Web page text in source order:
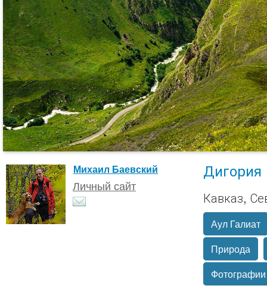
Михаил Баевский
Личный сайт
Дигория
Кавказ,
Аул Галиат
Природа
Фотографии